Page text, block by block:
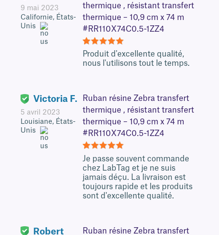
9 mai 2023
Californie, États-
Unis
thermique , résistant transfert
thermique – 10,9 cm x 74 m
#RR110X74C0.5-1ZZ4
5Produit d'excellente qualité,
nous l'utilisons tout le temps.
Victoria F.
5 avril 2023
Louisiane, États-
Unis
Ruban résine Zebra transfert
thermique , résistant transfert
thermique – 10,9 cm x 74 m
#RR110X74C0.5-1ZZ4
5
Je passe souvent commande
chez LabTag et je ne suis
jamais déçu. La livraison est
toujours rapide et les produits
sont d'excellente qualité.
Robert
Ruban résine Zebra transfert